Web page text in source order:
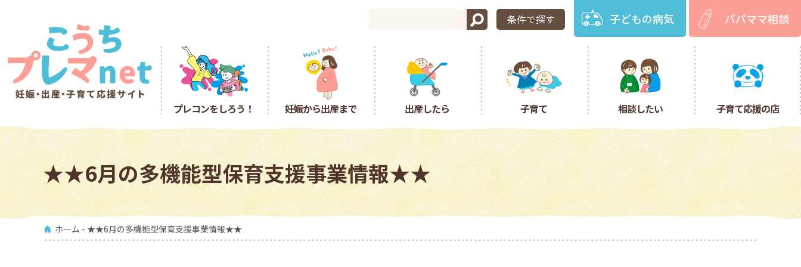
条件で探す 子どもの病気 パパママ相談
プレコンをしろう！ 妊娠から出産まで 出産したら 子育て 相談したい 子育て応援の店
★★6月の多機能型保育支援事業情報★★
ホーム - ★★6月の多機能型保育支援事業情報★★